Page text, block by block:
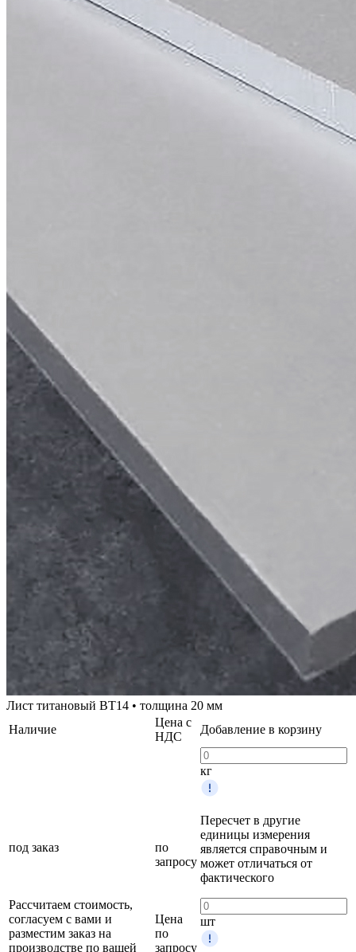
Лист титановый ВТ14 • толщина 20 мм
Наличие
Цена с
НДС
Добавление в корзину
под заказ
Рассчитаем стоимость,
согласуем с вами и
разместим заказ на
производстве по вашей
по
запросу
Цена
по
запросу
кг
Пересчет в другие
единицы измерения
является справочным и
может отличаться от
фактического
шт